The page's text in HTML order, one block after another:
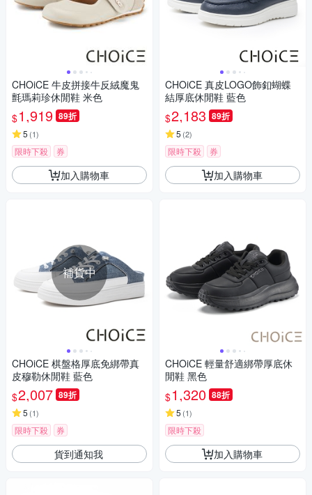
CHOiCE 牛皮拼接牛反絨魔鬼
氈瑪莉珍休閒鞋 米色
$1,919 89折
5 (1)
限時下殺 券
加入購物車
補貨中
CHOiCE 棋盤格厚底免綁帶真
皮穆勒休閒鞋 藍色
$2,007 89折
5 (1)
限時下殺 券
貨到通知我
CHOiCE 真皮LOGO飾釦蝴蝶
結厚底休閒鞋 藍色
$2,183 89折
5 (2)
限時下殺 券
加入購物車
CHOiCE 輕量舒適綁帶厚底休
閒鞋 黑色
$1,320 88折
5 (1)
限時下殺
加入購物車